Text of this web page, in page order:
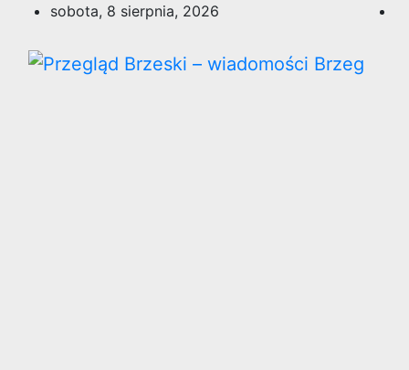
content
sobota, 8 sierpnia, 2026